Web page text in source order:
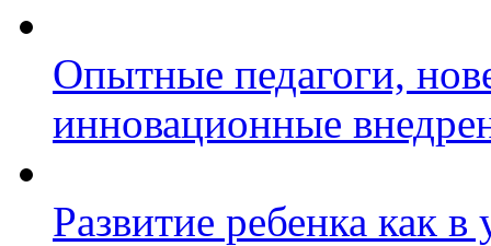
Опытные педагоги,
инновационные
Развитие ребенка как